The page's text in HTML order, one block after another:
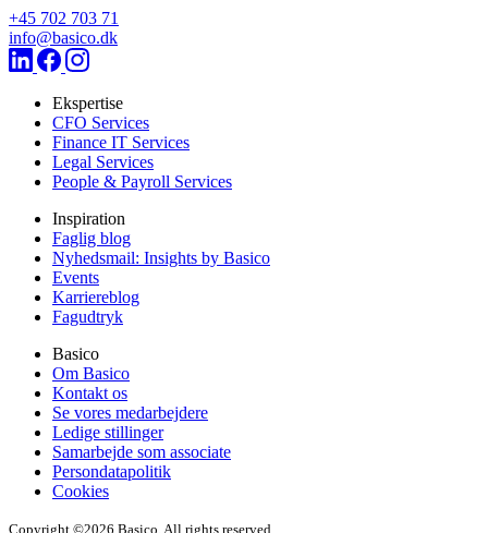
+45 702 703 71
info@basico.dk
Ekspertise
CFO Services
Finance IT Services
Legal Services
People & Payroll Services
Inspiration
Faglig blog
Nyhedsmail: Insights by Basico
Events
Karriereblog
Fagudtryk
Basico
Om Basico
Kontakt os
Se vores medarbejdere
Ledige stillinger
Samarbejde som associate
Persondatapolitik
Cookies
Copyright ©2026 Basico, All rights reserved